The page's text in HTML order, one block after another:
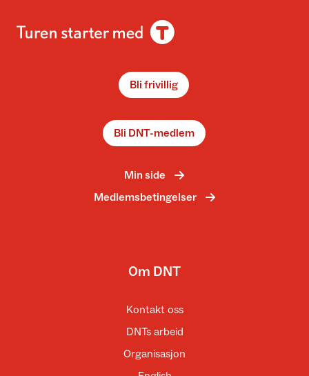
Bli frivillig
Bli DNT-medlem
Min side
Medlemsbetingelser
Om DNT
Kontakt oss
DNTs arbeid
Organisasjon